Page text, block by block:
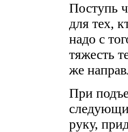
Поступь
для тех,
надо с
тяжесть
же
При
руку,